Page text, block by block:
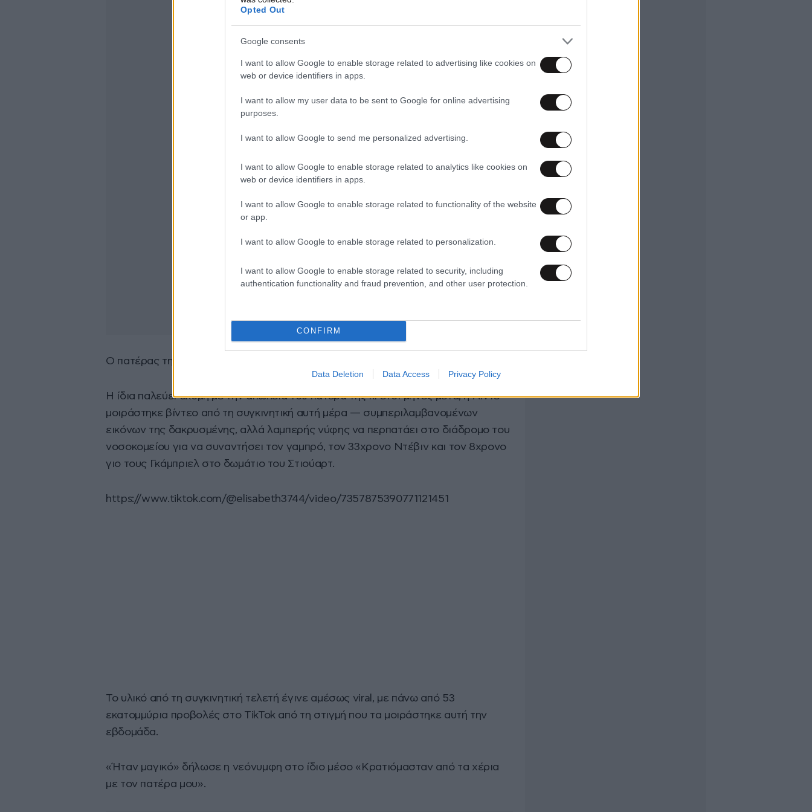
Opted Out
Google consents
I want to allow Google to enable storage related to advertising like cookies on
web or device identifiers in apps.
I want to allow my user data to be sent to Google for online advertising
purposes.
I want to allow Google to send me personalized advertising.
I want to allow Google to enable storage related to analytics like cookies on
web or device identifiers in apps.
I want to allow Google to enable storage related to functionality of the website
or app.
I want to allow Google to enable storage related to personalization.
I want to allow Google to enable storage related to security, including
authentication functionality and fraud prevention, and other user protection.
CONFIRM
Data Deletion Data Access Privacy Policy
Ο πατέρας της πέθανε στις 5 Ιουνίου, μόλις δυο ημέρες μετά τον γάμο της.
Η ίδια παλεύει ακόμη με την απώλεια του πατέρα της κι έτσι μήνες μετά, η Λίντε
μοιράστηκε βίντεο από τη συγκινητική αυτή μέρα — συμπεριλαμβανομένων
εικόνων της δακρυσμένης, αλλά λαμπερής νύφης να περπατάει στο διάδρομο του
νοσοκομείου για να συναντήσει τον γαμπρό, τον 33χρονο Ντέβιν και τον 8χρονο
γιο τους Γκάμπριελ στο δωμάτιο του Στιούαρτ.
https://www.tiktok.com/@elisabeth3744/video/7357875390771121451
Το υλικό από τη συγκινητική τελετή έγινε αμέσως viral, με πάνω από 53
εκατομμύρια προβολές στο TikTok από τη στιγμή που τα μοιράστηκε αυτή την
εβδομάδα.
«Ήταν μαγικό» δήλωσε η νεόνυμφη στο ίδιο μέσο «Κρατιόμασταν από τα χέρια
με τον πατέρα μου».